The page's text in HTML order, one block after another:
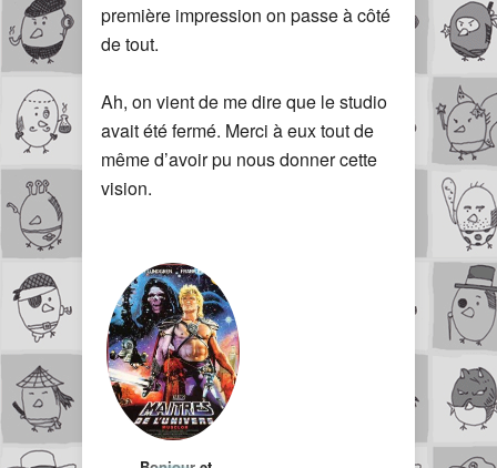
première impression on passe à côté
de tout.
Ah, on vient de me dire que le studio
avait été fermé. Merci à eux tout de
même d’avoir pu nous donner cette
vision.